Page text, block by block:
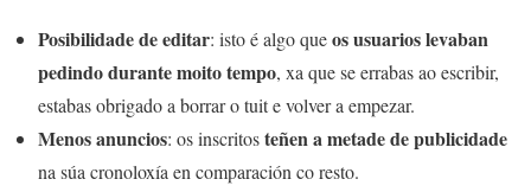
Posibilidade de editar: isto é algo queos usuarios levaban
pedindo durante moito tempo, xa que se errabas ao escribir,
estabas obrigado a borrar o tuit e volver a empezar.
Menos anuncios: os inscritosteñen a metade de publicidade
na súa cronoloxía en comparación co resto.